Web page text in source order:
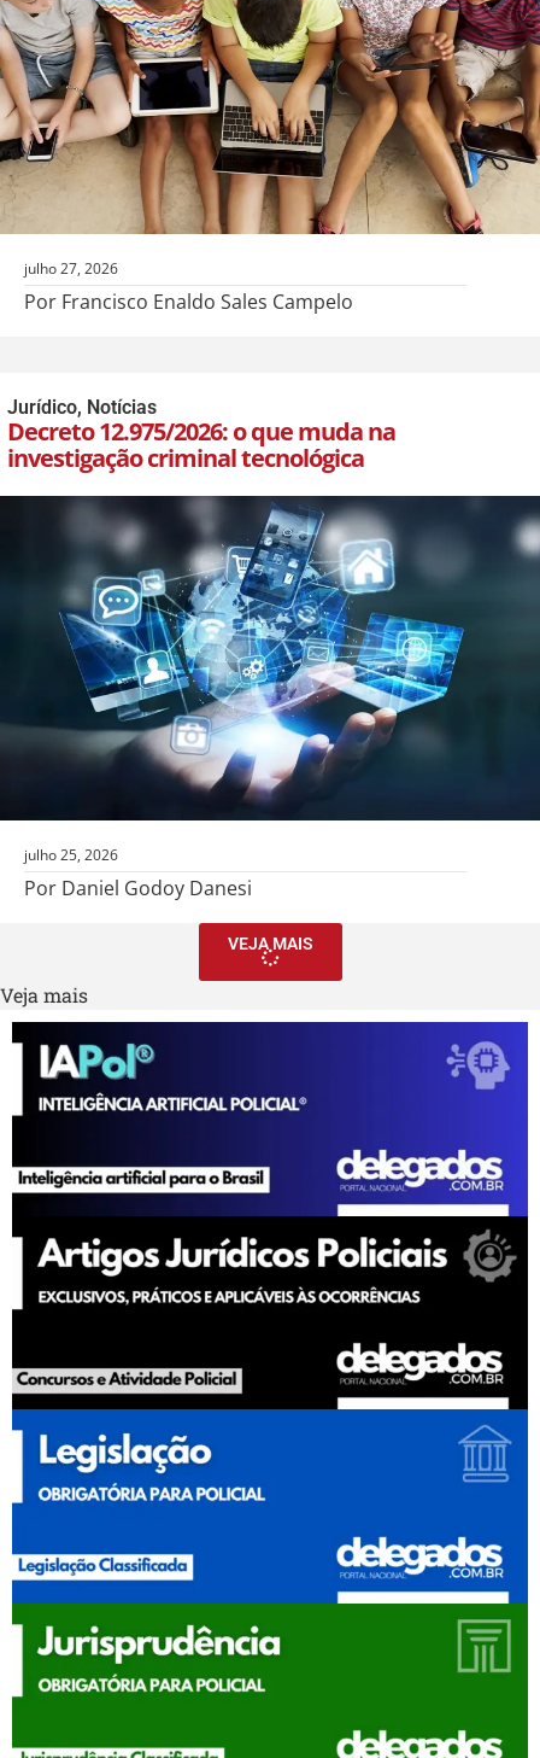
julho 27, 2026
Por Francisco Enaldo Sales Campelo
Jurídico, Notícias
Decreto 12.975/2026: o que muda na
investigação criminal tecnológica
julho 25, 2026
Por Daniel Godoy Danesi
VEJA MAIS
Veja mais